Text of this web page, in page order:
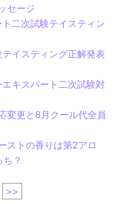
セージ
二次試験テイスティン
イスティング正解発表
キスパート二次試験対
変更と8月クール代全員
ストの香りは第2アロ
？
>>